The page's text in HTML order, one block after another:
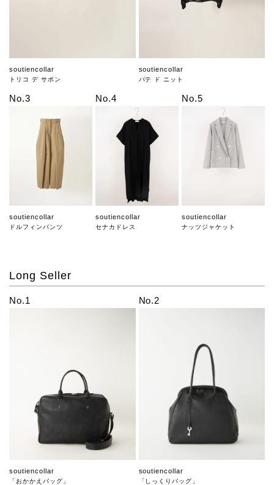
soutiencollar
トリコ デ サボン
soutiencollar
パテ ド ニット
No.3
soutiencollar
ドルフィンパンツ
No.4
soutiencollar
セナカドレス
No.5
soutiencollar
ナッツジャケット
Long Seller
No.1
soutiencollar
「おかかえバッグ」
No.2
soutiencollar
「しっくりバッグ」